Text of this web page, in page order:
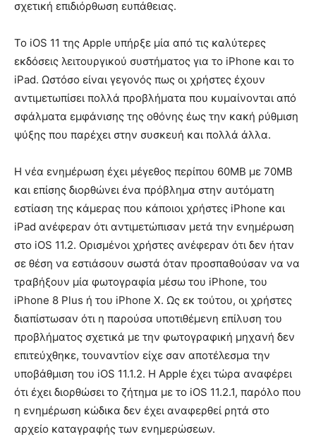
σχετική επιδιόρθωση ευπάθειας.
Το iOS 11 της Apple υπήρξε μία από τις καλύτερες
εκδόσεις λειτουργικού συστήματος για το iPhone και το
iPad. Ωστόσο είναι γεγονός πως οι χρήστες έχουν
αντιμετωπίσει πολλά προβλήματα που κυμαίνονται από
σφάλματα εμφάνισης της οθόνης έως την κακή ρύθμιση
ψύξης που παρέχει στην συσκευή και πολλά άλλα.
Η νέα ενημέρωση έχει μέγεθος περίπου 60MB με 70MB
και επίσης διορθώνει ένα πρόβλημα στην αυτόματη
εστίαση της κάμερας που κάποιοι χρήστες iPhone και
iPad ανέφεραν ότι αντιμετώπισαν μετά την ενημέρωση
στο iOS 11.2. Ορισμένοι χρήστες ανέφεραν ότι δεν ήταν
σε θέση να εστιάσουν σωστά όταν προσπαθούσαν να να
τραβήξουν μία φωτογραφία μέσω του iPhone, του
iPhone 8 Plus ή του iPhone X. Ως εκ τούτου, οι χρήστες
διαπίστωσαν ότι η παρούσα υποτιθέμενη επίλυση του
προβλήματος σχετικά με την φωτογραφική μηχανή δεν
επιτεύχθηκε, τουναντίον είχε σαν αποτέλεσμα την
υποβάθμιση του iOS 11.1.2. Η Apple έχει τώρα αναφέρει
ότι έχει διορθώσει το ζήτημα με το iOS 11.2.1, παρόλο που
η ενημέρωση κώδικα δεν έχει αναφερθεί ρητά στο
αρχείο καταγραφής των ενημερώσεων.